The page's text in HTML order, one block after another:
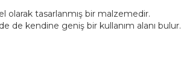
olarak tasarlanmış bir malzemedir.
de kendine geniş bir kullanım alanı bulur.